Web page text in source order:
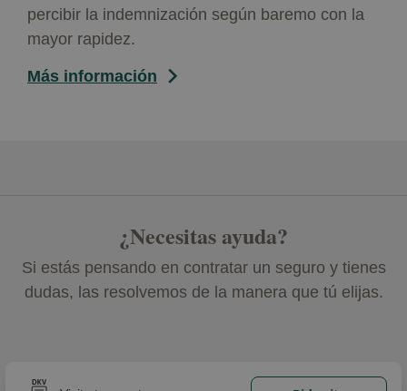
percibir la indemnización según baremo con la
mayor rapidez.
Más información
¿Necesitas ayuda?
Si estás pensando en contratar un seguro y tienes
dudas, las resolvemos de la manera que tú elijas.